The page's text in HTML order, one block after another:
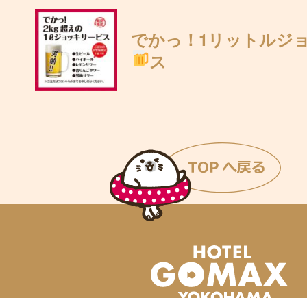
でかっ！1リットルジ
ス